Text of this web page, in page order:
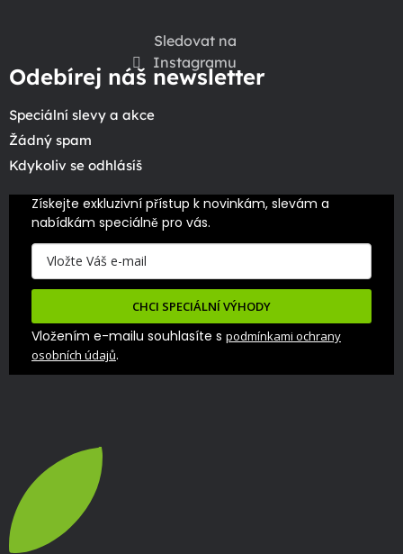
Sledovat na
Instagramu
Odebírej náš newsletter
Speciální slevy a akce
Žádný spam
Kdykoliv se odhlásíš
Získejte exkluzivní přístup k novinkám, slevám a
nabídkám speciálně pro vás.
CHCI SPECIÁLNÍ VÝHODY
Vložením e-mailu souhlasíte s podmínkami ochrany
osobních údajů.